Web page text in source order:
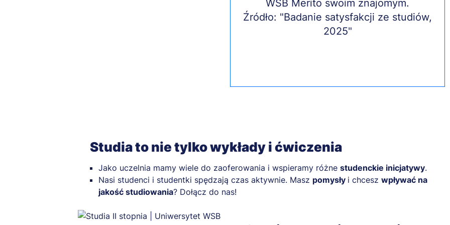
WSB Merito swoim znajomym.
Źródło: "Badanie satysfakcji ze studiów,
2025"
Studia to nie tylko wykłady i ćwiczenia
Jako uczelnia mamy wiele do zaoferowania i wspieramy różne studenckie inicjatywy.
Nasi studenci i studentki spędzają czas aktywnie. Masz pomysły i chcesz wpływać na
jakość studiowania? Dołącz do nas!